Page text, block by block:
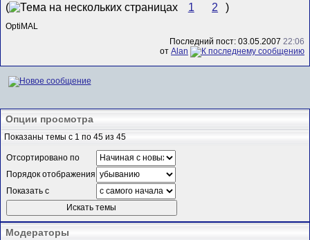
( 1 2 )
OptiMAL
Последний пост: 03.05.2007 22:06
от Alan
Опции просмотра
Показаны темы с 1 по 45 из 45
Отсортировано по
Порядок отображения
Показать с
Модераторы